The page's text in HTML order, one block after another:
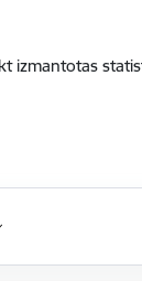
izmantotas